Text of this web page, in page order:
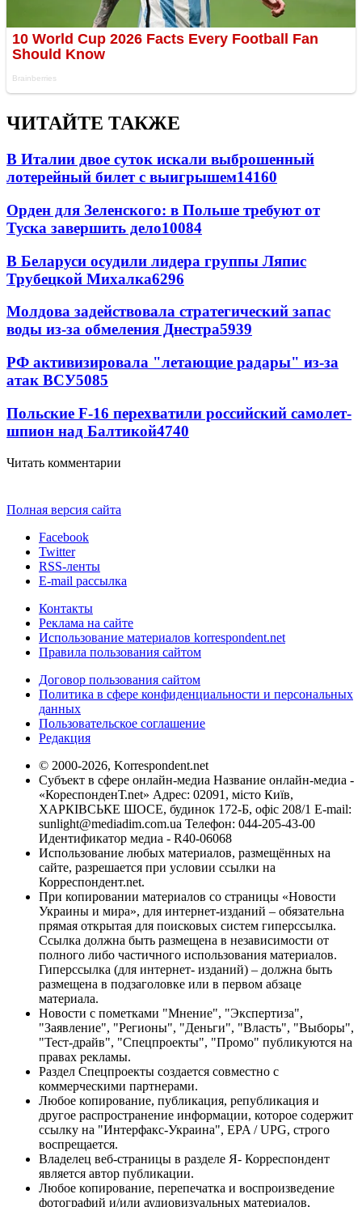
ЧИТАЙТЕ ТАКЖЕ
В Италии двое суток искали выброшенный
лотерейный билет с выигрышем14160
Орден для Зеленского: в Польше требуют от
Туска завершить дело10084
В Беларуси осудили лидера группы Ляпис
Трубецкой Михалка6296
Молдова задействовала стратегический запас
воды из-за обмеления Днестра5939
РФ активизировала "летающие радары" из-за
атак ВСУ5085
Польские F-16 перехватили российский самолет-
шпион над Балтикой4740
Читать комментарии
Полная версия сайта
Facebook
Twitter
RSS-ленты
E-mail рассылка
Контакты
Реклама на сайте
Использование материалов korrespondent.net
Правила пользования сайтом
Договор пользования сайтом
Политика в сфере конфиденциальности и персональных
данных
Пользовательское соглашение
Редакция
© 2000-2026, Korrespondent.net
Субъект в сфере онлайн-медиа Название онлайн-медиа -
«КореспонденТ.net» Адрес: 02091, місто Київ,
ХАРКІВСЬКЕ ШОСЕ, будинок 172-Б, офіс 208/1 E-mail:
sunlight@mediadim.com.ua Телефон: 044-205-43-00
Идентификатор медиа - R40-06068
Использование любых материалов, размещённых на
сайте, разрешается при условии ссылки на
Корреспондент.net.
При копировании материалов со страницы «Новости
Украины и мира», для интернет-изданий – обязательна
прямая открытая для поисковых систем гиперссылка.
Ссылка должна быть размещена в независимости от
полного либо частичного использования материалов.
Гиперссылка (для интернет- изданий) – должна быть
размещена в подзаголовке или в первом абзаце
материала.
Новости с пометками "Мнение", "Экспертиза",
"Заявление", "Регионы", "Деньги", "Власть", "Выборы",
"Тест-драйв", "Спецпроекты", "Промо" публикуются на
правах рекламы.
Раздел Спецпроекты создается совместно с
коммерческими партнерами.
Любое копирование, публикация, републикация и
другое распространение информации, которое содержит
ссылку на "Интерфакс-Украина", EPA / UPG, строго
воспрещается.
Владелец веб-страницы в разделе Я- Корреспондент
является автор публикации.
Любое копирование, перепечатка и воспроизведение
фотографий и/или аудиовизуальных материалов,